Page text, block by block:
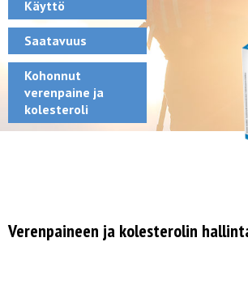
Käyttö
Saatavuus
Kohonnut
verenpaine ja
kolesteroli
Verenpaineen ja kolesterolin